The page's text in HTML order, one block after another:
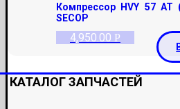
Компрессор HVY 57 AT
SECOP
4,950.00 Р
КАТАЛОГ ЗАПЧАСТЕЙ